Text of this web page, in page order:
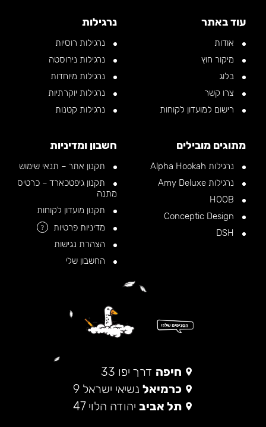
עוד באתר
אודות
מיקור חוץ
בלוג
צרו קשר
רישום למועדון לקוחות
נרגילות
נרגילות רוסיות
נרגילות נירוסטה
נרגילות מיוחדות
נרגילות יוקרתיות
נרגילות קטנות
מתוגים מובילים
נרגילות Alpha Hookah
נרגילות Amy Deluxe
חשבון ומדיניות
תקנון אתר – תנאי שימוש
תקנון גיפטכארד – כרטיס
מתנה
תקנון מועדון לקוחות
מדיניות פרטיות
?
הצהרת נגישות
החשבון שלי
חיפה דרך יפו 33
כרמיאל נשיאי ישראל 9
תל אביב יהודה הלוי 47